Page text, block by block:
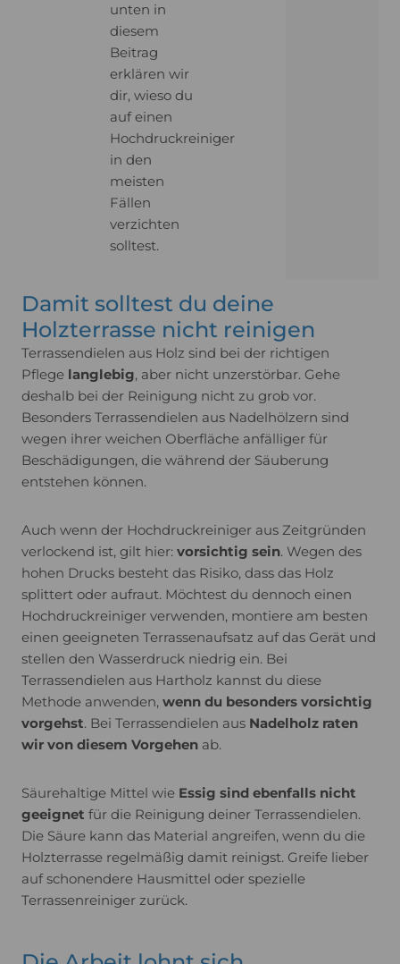
unten in
diesem
Beitrag
erklären wir
dir, wieso du
auf einen
Hochdruckreiniger
in den
meisten
Fällen
verzichten
solltest.
Damit solltest du deine
Holzterrasse nicht reinigen
Terrassendielen aus Holz sind bei der richtigen
Pflege langlebig, aber nicht unzerstörbar. Gehe
deshalb bei der Reinigung nicht zu grob vor.
Besonders Terrassendielen aus Nadelhölzern sind
wegen ihrer weichen Oberfläche anfälliger für
Beschädigungen, die während der Säuberung
entstehen können.
Auch wenn der Hochdruckreiniger aus Zeitgründen
verlockend ist, gilt hier: vorsichtig sein. Wegen des
hohen Drucks besteht das Risiko, dass das Holz
splittert oder aufraut. Möchtest du dennoch einen
Hochdruckreiniger verwenden, montiere am besten
einen geeigneten Terrassenaufsatz auf das Gerät und
stellen den Wasserdruck niedrig ein. Bei
Terrassendielen aus Hartholz kannst du diese
Methode anwenden, wenn du besonders vorsichtig
vorgehst. Bei Terrassendielen aus Nadelholz raten
wir von diesem Vorgehen ab.
Säurehaltige Mittel wie Essig sind ebenfalls nicht
geeignet für die Reinigung deiner Terrassendielen.
Die Säure kann das Material angreifen, wenn du die
Holzterrasse regelmäßig damit reinigst. Greife lieber
auf schonendere Hausmittel oder spezielle
Terrassenreiniger zurück.